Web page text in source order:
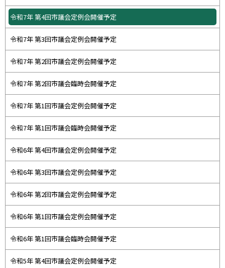
令和7年 第4回市議会定例会開催予定
令和7年 第3回市議会定例会開催予定
令和7年 第2回市議会定例会開催予定
令和7年 第2回市議会臨時会開催予定
令和7年 第1回市議会定例会開催予定
令和7年 第1回市議会臨時会開催予定
令和6年 第4回市議会定例会開催予定
令和6年 第3回市議会定例会開催予定
令和6年 第2回市議会定例会開催予定
令和6年 第1回市議会定例会開催予定
令和6年 第1回市議会臨時会開催予定
令和5年 第4回市議会定例会開催予定